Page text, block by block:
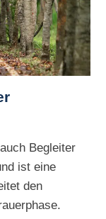
Begleiter
ist eine
den